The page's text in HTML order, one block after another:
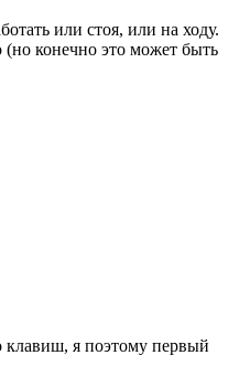
или стоя, или на ходу.
конечно это может быть
клавиш, я поэтому первый